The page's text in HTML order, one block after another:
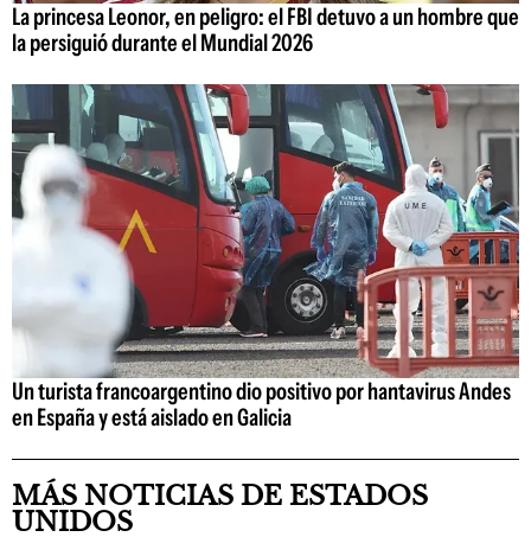
La princesa Leonor, en peligro: el FBI detuvo a un hombre que
la persiguió durante el Mundial 2026
Un turista francoargentino dio positivo por hantavirus Andes
en España y está aislado en Galicia
MÁS NOTICIAS DE ESTADOS
UNIDOS